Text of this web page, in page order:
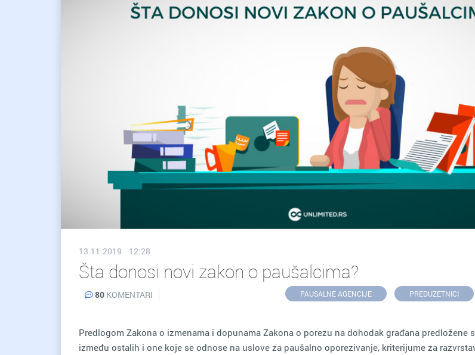
13.11.2019 12:28
Šta donosi novi zakon o paušalcima?
80 KOMENTARI PAUSALNE AGENCIJE PREDUZETNICI
Predlogom Zakona o izmenama i dopunama Zakona o porezu na dohodak građana predložene
između ostalih i one koje se odnose na uslove za paušalno oporezivanje, kriterijume za